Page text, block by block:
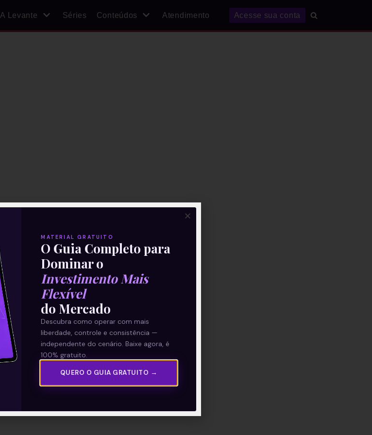
A Levante Séries Conteúdos Atendimento Acesse sua conta
MATERIAL GRATUITO
O Guia Completo para
Dominar o
Investimento Mais
Flexível
do Mercado
Descubra como operar com mais
liberdade, controle e consistência —
independente do cenário. Baixe agora, é
100% gratuito.
QUERO O GUIA GRATUITO →